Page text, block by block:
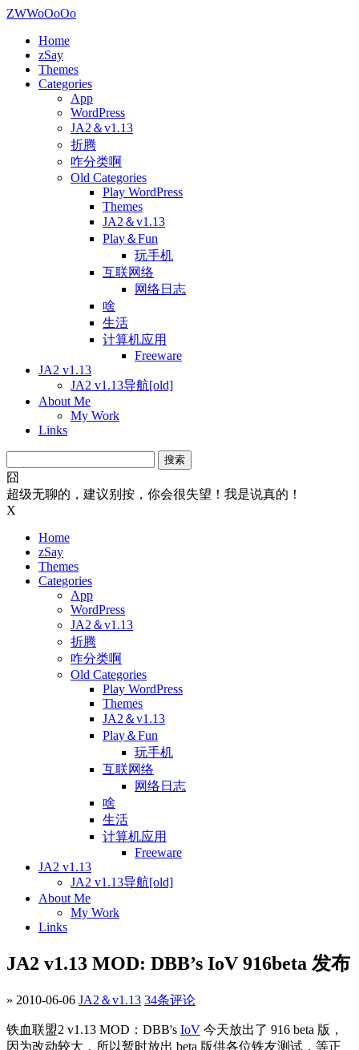
ZWWoOoOo
Home
zSay
Themes
Categories
App
WordPress
JA2＆v1.13
折腾
咋分类啊
Old Categories
Play WordPress
Themes
JA2＆v1.13
Play＆Fun
玩手机
互联网络
网络日志
啥
生活
计算机应用
Freeware
JA2 v1.13
JA2 v1.13导航[old]
About Me
My Work
Links
索：
囧
超级无聊的，建议别按，你会很失望！我是说真的！
X
Home
zSay
Themes
Categories
App
WordPress
JA2＆v1.13
折腾
咋分类啊
Old Categories
Play WordPress
Themes
JA2＆v1.13
Play＆Fun
玩手机
互联网络
网络日志
啥
生活
计算机应用
Freeware
JA2 v1.13
JA2 v1.13导航[old]
About Me
My Work
Links
JA2 v1.13 MOD: DBB’s IoV 916beta 发布
» 2010-06-06 JA2＆v1.13 34条评论
铁血联盟2 v1.13 MOD：DBB's IoV 今天放出了 916 beta 版，
因为改动较大，所以暂时放出 beta 版供各位铁友测试，等正